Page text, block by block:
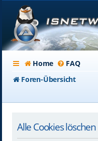
Home FAQ
Foren-Übersicht
Alle Cookies löschen